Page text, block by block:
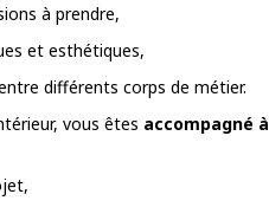
à prendre,
et esthétiques,
différents corps de métier.
vous êtes accompagné à